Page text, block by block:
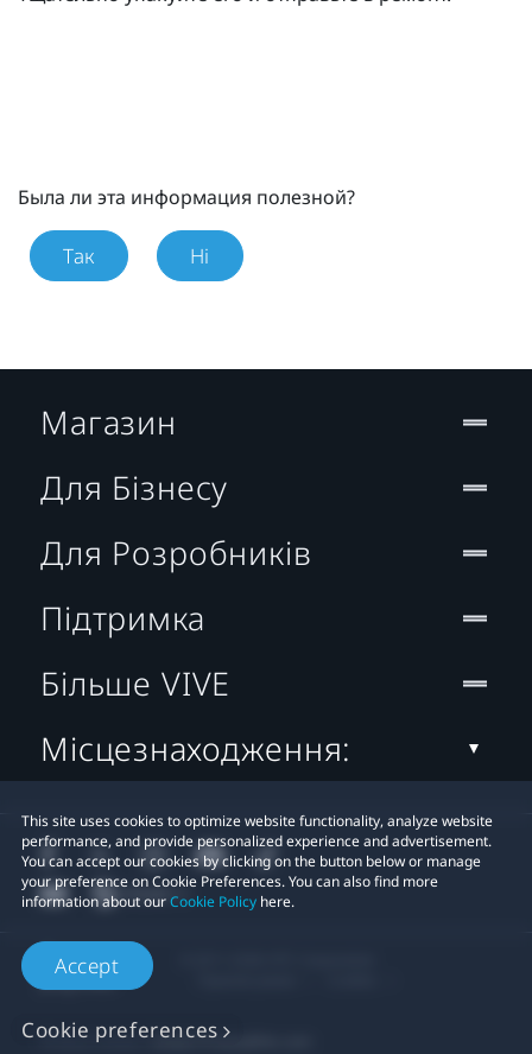
Была ли эта информация полезной?
Так Ні
This site uses cookies to optimize website functionality, analyze website
performance, and provide personalized experience and advertisement.
You can accept our cookies by clicking on the button below or manage
your preference on Cookie Preferences. You can also find more
information about ourCookie Policy here.
Accept
Cookie preferences
Магазин
Для Бізнесу
Для Розробників
Підтримка
Більше VIVE
Місцезнаходження:
Privacy Contact:Global-Privacy@htc.com